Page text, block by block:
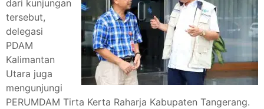
dari kunjungan
tersebut,
delegasi
PDAM
Kalimantan
Utara juga
mengunjungi
PERUMDAM Tirta Kerta Raharja Kabupaten Tangerang.